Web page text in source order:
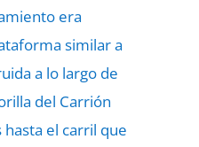
era
similar a
a lo largo de
del Carrión
el carril que